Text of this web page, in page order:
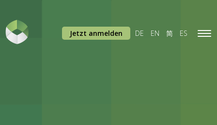
Jetzt anmelden DE EN 简 ES